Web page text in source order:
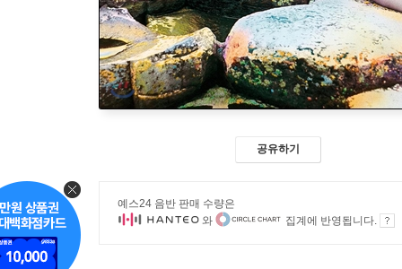
공유하기
예스24 음반 판매 수량은
와
집계에 반영됩니다.